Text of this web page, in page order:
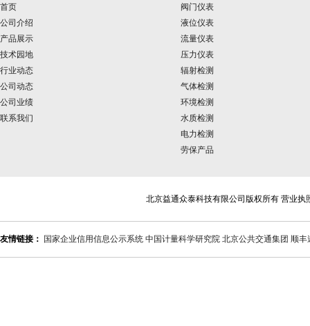
首页
公司介绍
产品展示
技术园地
行业动态
公司动态
公司业绩
联系我们
阀门仪表
液位仪表
流量仪表
压力仪表
辐射检测
气体检测
环境检测
水质检测
电力检测
劳保产品
北京益通众泰科技有限公司版权所有 营业执
友情链接： 国家企业信用信息公示系统 中国计量科学研究院 北京公共交通集团 顺丰